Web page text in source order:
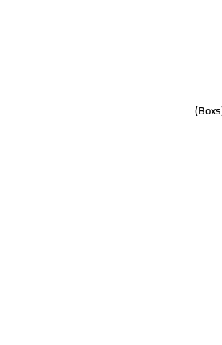
الإنجاز أفضل شركة لنقل العفش وبيع مواد التغليف (Boxs)